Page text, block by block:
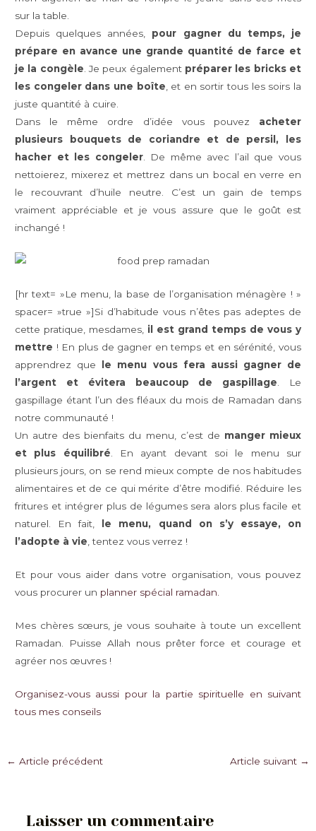
sur la table.
Depuis quelques années, pour gagner du temps, je
prépare en avance une grande quantité de farce et
je la congèle . Je peux également préparer les bricks et
les congeler dans une boîte , et en sortir tous les soirs la
juste quantité à cuire.
Dans le même ordre d’idée vous pouvez acheter
plusieurs bouquets de coriandre et de persil, les
hacher et les congeler. De même avec l’ail que vous
nettoierez, mixerez et mettrez dans un bocal en verre en
le recouvrant d’huile neutre. C’est un gain de temps
vraiment appréciable et je vous assure que le goût est
inchangé !
[hr text= »Le menu, la base de l’organisation ménagère ! »
spacer= »true »]Si d’habitude vous n’êtes pas adeptes de
cette pratique, mesdames, il est grand temps de vous y
mettre ! En plus de gagner en temps et en sérénité, vous
apprendrez que
le menu vous fera aussi gagner de
l’argent et évitera beaucoup de gaspillage . Le
gaspillage étant l’un des fléaux du mois de Ramadan dans
notre communauté !
Un autre des bienfaits du menu, c’est de manger mieux
et plus équilibré . En ayant devant soi le menu sur
plusieurs jours, on se rend mieux compte de nos habitudes
alimentaires et de ce qui mérite d’être modifié. Réduire les
fritures et intégrer plus de légumes sera alors plus facile et
naturel. En fait,
le menu, quand on s’y essaye, on
l’adopte à vie , tentez vous verrez !
Et pour vous aider dans votre organisation, vous pouvez
vous procurer un planner spécial ramadan.
Mes chères sœurs, je vous souhaite à toute un excellent
Ramadan. Puisse Allah nous prêter force et courage et
agréer nos œuvres !
Organisez-vous aussi pour la partie spirituelle en suivant
tous mes conseils
Navigation
← Article précédent Article suivant →
Laisser un commentaire